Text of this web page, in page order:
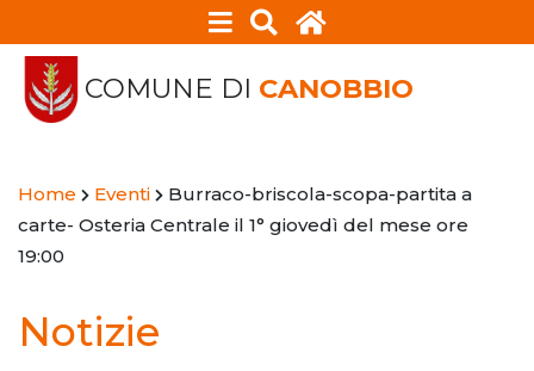
COMUNE DI CANOBBIO
Home Eventi
Burraco-briscola-scopa-partita a
carte- Osteria Centrale il 1° giovedì del mese ore
19:00
Notizie